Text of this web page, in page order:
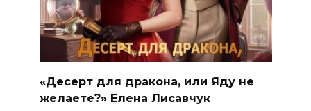
«Десерт для дракона, или Яду не
желаете?» Елена Лисавчук